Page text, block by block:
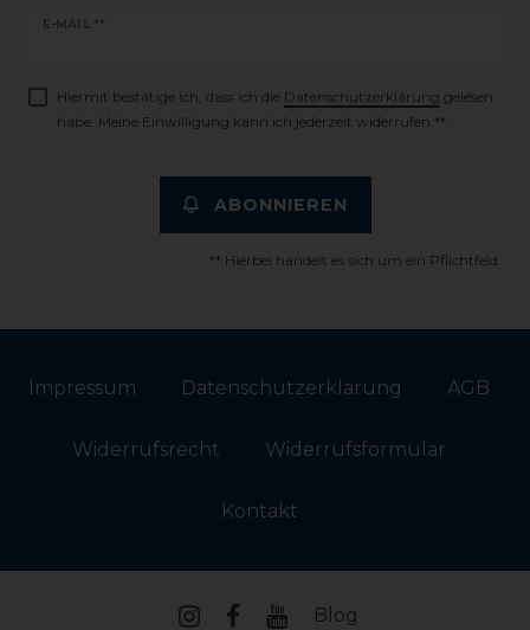
E-MAIL **
Newsletter
Hiermit bestätige ich, dass ich die Daten­schutz­erklärung gelesen
habe. Meine Einwilligung kann ich jederzeit widerrufen.**
ABONNIEREN
** Hierbei handelt es sich um ein Pflichtfeld.
Impressum Daten­schutz­erklärung AGB
Widerrufs­recht Widerrufs­formular
Kontakt
Blog